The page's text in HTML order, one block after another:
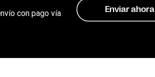
con pago vía
Enviar ahora